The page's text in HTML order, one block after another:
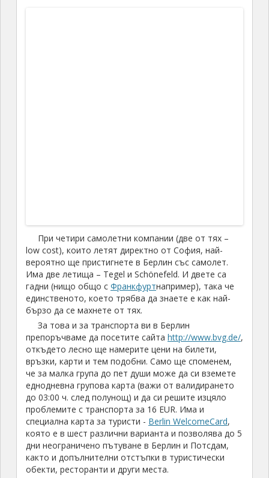
При четири самолетни компании (две от тях –
low cost), които летят директно от София, най-
вероятно ще пристигнете в Берлин със самолет.
Има две летища – Tegel и Schönefeld. И двете са
гадни (нищо общо с Франкфуртнапример), така че
единственото, което трябва да знаете е как най-
бързо да се махнете от тях.
За това и за транспорта ви в Берлин
препоръчваме да посетите сайта http://www.bvg.de/,
откъдето лесно ще намерите цени на билети,
връзки, карти и тем подобни. Само ще споменем,
че за малка група до пет души може да си вземете
еднодневна групова карта (важи от валидирането
до 03:00 ч. след полунощ) и да си решите изцяло
проблемите с транспорта за 16 EUR. Има и
специална карта за туристи - Berlin WelcomeCard,
която е в шест различни варианта и позволява до 5
дни неограничено пътуване в Берлин и Потсдам,
както и допълнителни отстъпки в туристически
обекти, ресторанти и други места.